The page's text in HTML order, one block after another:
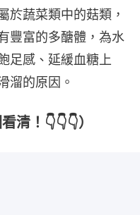
於蔬菜類中的菇類，
豐富的多醣體，為水
足感、延緩血糖上
溜的原因。
！👇👇👇）